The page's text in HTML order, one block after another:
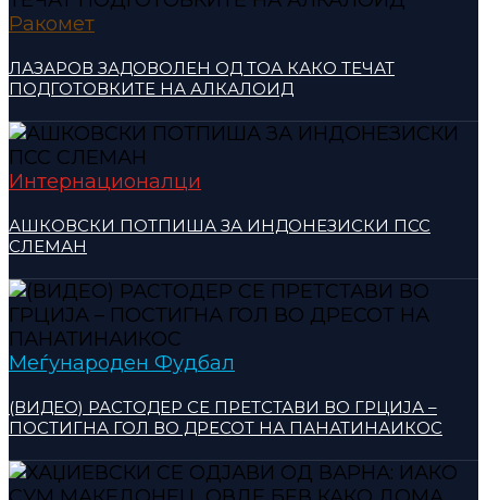
Ракомет
ЛАЗАРОВ ЗАДОВОЛЕН ОД ТОА КАКО ТЕЧАТ
ПОДГОТОВКИТЕ НА АЛКАЛОИД
Интернационалци
АШКОВСКИ ПОТПИША ЗА ИНДОНЕЗИСКИ ПСС
СЛЕМАН
Меѓународен Фудбал
(ВИДЕО) РАСТОДЕР СЕ ПРЕТСТАВИ ВО ГРЦИЈА –
ПОСТИГНА ГОЛ ВО ДРЕСОТ НА ПАНАТИНАИКОС